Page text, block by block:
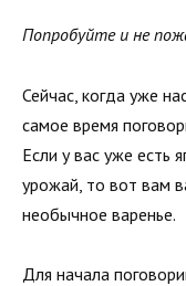
Попробуйте и не
Сейчас, когда уже
самое время
Если у вас уже есть
урожай, то вот вам
необычное варенье.
Для начала